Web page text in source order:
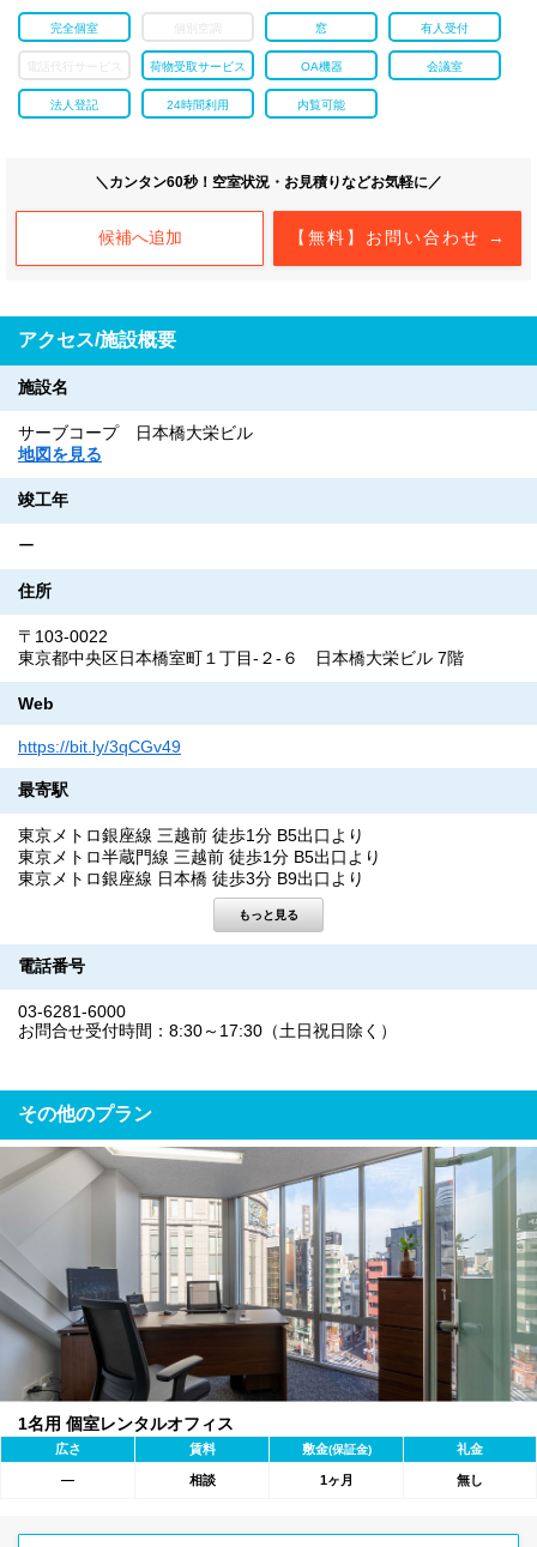
完全個室 個別空調 窓 有人受付
荷物受取サービス OA機器 会議室
法人登記 24時間利用 内覧可能
＼カンタン60秒！空室状況・お見積りなどお気軽に／
【無料】お問い合わせ →
候補へ追加
アクセス/施設概要
施設名
サーブコープ 日本橋大栄ビル
地図を見る
竣工年
ー
住所
〒103-0022
東京都中央区日本橋室町１丁目-２-６ 日本橋大栄ビル 7階
Web
https://bit.ly/3qCGv49
最寄駅
東京メトロ銀座線 三越前 徒歩1分 B5出口より
東京メトロ半蔵門線 三越前 徒歩1分 B5出口より
東京メトロ銀座線 日本橋 徒歩3分 B9出口より
電話番号
03-6281-6000
お問合せ受付時間：8:30～17:30（土日祝日除く）
その他のプラン
1名用 個室レンタルオフィス
広さ 賃料 敷金(保証金) 礼金
― 相談 1ヶ月 無し